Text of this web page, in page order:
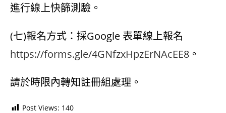
進行線上快篩測驗。
(七)報名方式：採Google 表單線上報名
https://forms.gle/4GNfzxHpzErNAcEE8 。
請於時限內轉知註冊組處理。
Post Views: 140